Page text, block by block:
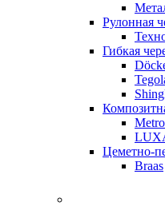
Рулонная
Гибкая
Цеметно-
Braas